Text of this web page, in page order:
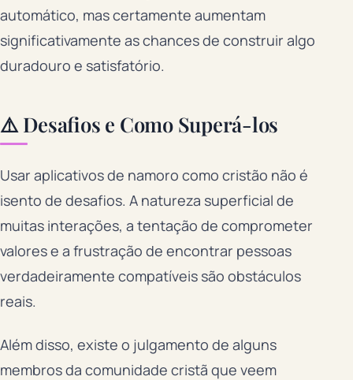
automático, mas certamente aumentam
significativamente as chances de construir algo
duradouro e satisfatório.
⚠️ Desafios e Como Superá-los
Usar aplicativos de namoro como cristão não é
isento de desafios. A natureza superficial de
muitas interações, a tentação de comprometer
valores e a frustração de encontrar pessoas
verdadeiramente compatíveis são obstáculos
reais.
Além disso, existe o julgamento de alguns
membros da comunidade cristã que veem